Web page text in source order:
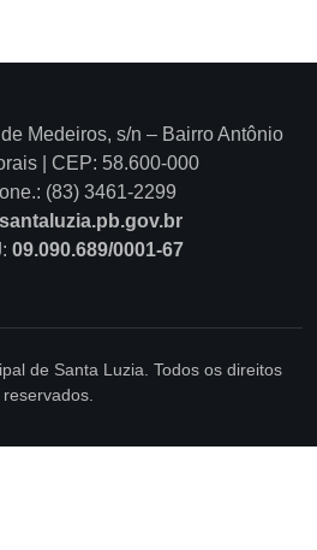
Medeiros, s/n – Bairro Antônio
| CEP: 58.600-000
(83) 3461-2299
09.090.689/0001-67
de Santa Luzia. Todos os direitos
reservados.